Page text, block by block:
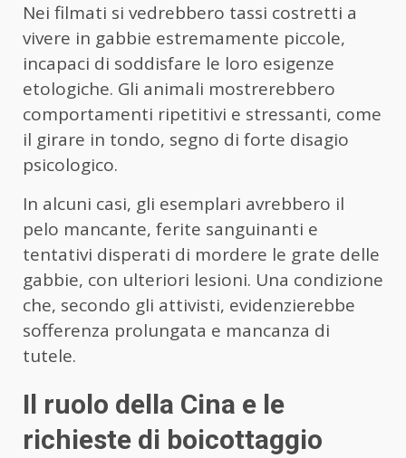
Nei filmati si vedrebbero tassi costretti a
vivere in gabbie estremamente piccole,
incapaci di soddisfare le loro esigenze
etologiche. Gli animali mostrerebbero
comportamenti ripetitivi e stressanti, come
il girare in tondo, segno di forte disagio
psicologico.
In alcuni casi, gli esemplari avrebbero il
pelo mancante, ferite sanguinanti e
tentativi disperati di mordere le grate delle
gabbie, con ulteriori lesioni. Una condizione
che, secondo gli attivisti, evidenzierebbe
sofferenza prolungata e mancanza di
tutele.
Il ruolo della Cina e le
richieste di boicottaggio